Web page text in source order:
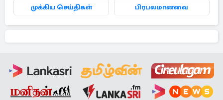
முக்கிய செய்திகள் பிரபலமானவை